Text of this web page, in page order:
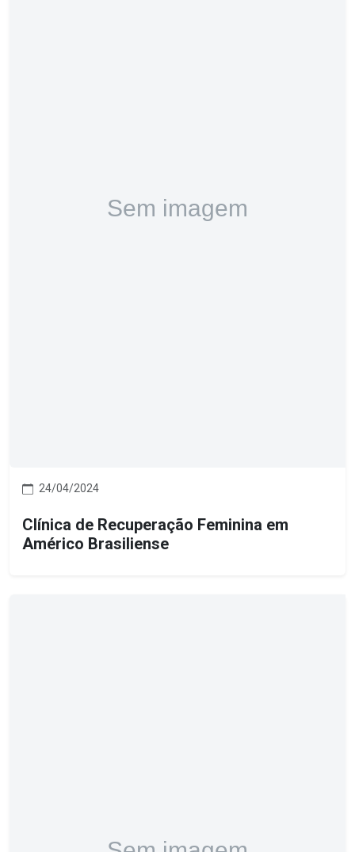
24/04/2024
Clínica de Recuperação Feminina em
Américo Brasiliense